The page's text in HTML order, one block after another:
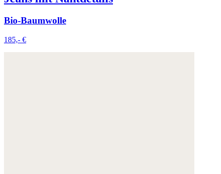
Bio-Baumwolle
185,- €